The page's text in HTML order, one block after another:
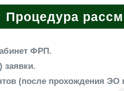
Процедура
ФРП.
заявки.
(после прохождения ЭО